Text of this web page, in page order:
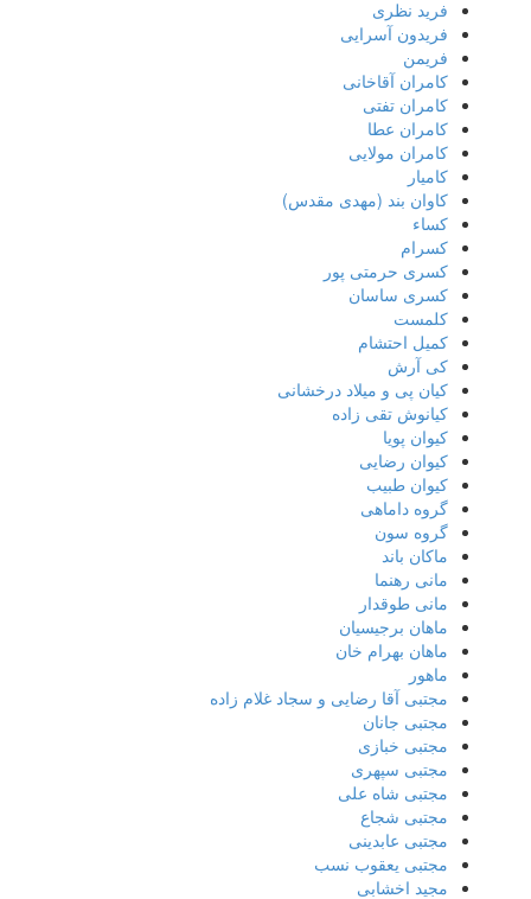
فرید نظری
فریدون آسرایی
فریمن
کامران آقاخانی
کامران تفتی
کامران عطا
کامران مولایی
کامیار
کاوان بند (مهدی مقدس)
کساء
کسرام
کسری حرمتی پور
کسری ساسان
کلمست
کمیل احتشام
کی آرش
کیان پی و میلاد درخشانی
کیانوش تقی زاده
کیوان پویا
کیوان رضایی
کیوان طبیب
گروه داماهی
گروه سون
ماکان باند
مانی رهنما
مانی طوقدار
ماهان برجیسیان
ماهان بهرام خان
ماهور
مجتبی آقا رضایی و سجاد غلام زاده
مجتبی جانان
مجتبی خبازی
مجتبی سپهری
مجتبی شاه علی
مجتبی شجاع
مجتبی عابدینی
مجتبی یعقوب نسب
مجید اخشابی